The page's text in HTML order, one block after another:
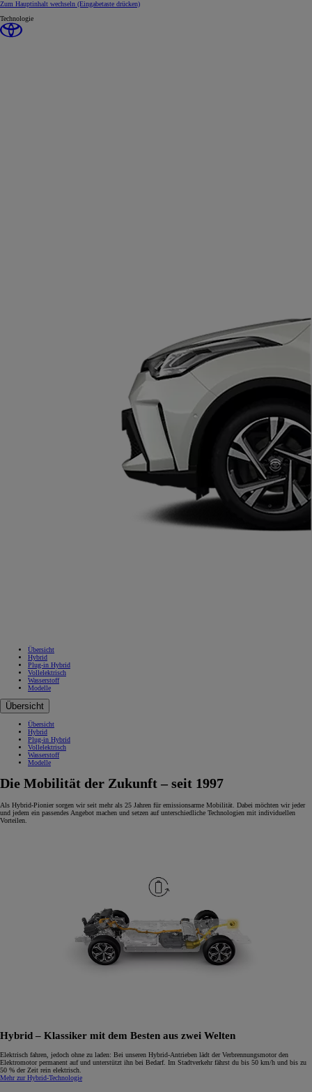
Zum Hauptinhalt wechseln (Eingabetaste drücken)
Technologie
Übersicht
Hybrid
Plug-in Hybrid
Vollelektrisch
Wasserstoff
Modelle
Übersicht
Übersicht
Hybrid
Plug-in Hybrid
Vollelektrisch
Wasserstoff
Modelle
Die Mobilität der Zukunft – seit 1997
Als Hybrid-Pionier sorgen wir seit mehr als 25 Jahren für emissionsarme Mobilität. Dabei möchten wir jeder
und jedem ein passendes Angebot machen und setzen auf unterschiedliche Technologien mit individuellen
Vorteilen.
Hybrid – Klassiker mit dem Besten aus zwei Welten
Elektrisch fahren, jedoch ohne zu laden: Bei unseren Hybrid-Antrieben lädt der Verbrennungsmotor den
Elektromotor permanent auf und unterstützt ihn bei Bedarf. Im Stadtverkehr fährst du bis 50 km/h und bis zu
50 % der Zeit rein elektrisch.
Mehr zur Hybrid-Technologie